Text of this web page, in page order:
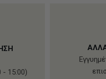
- 15:00)